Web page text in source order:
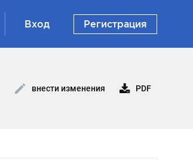
Вход Регистрация
внести изменения PDF